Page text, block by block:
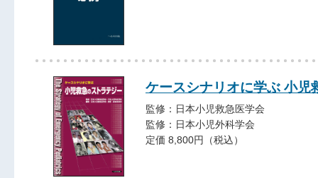
ケースシナリオに学ぶ 小
監修：日本小児救急医学会
監修：日本小児外科学会
定価 8,800円（税込）